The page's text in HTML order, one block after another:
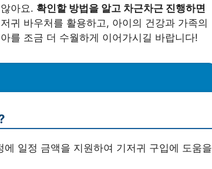
아요. 확인할 방법을 알고 차근차근 진행하면
귀 바우처를 활용하고, 아이의 건강과 가족의
를 조금 더 수월하게 이어가시길 바랍니다!
일정 금액을 지원하여 기저귀 구입에 도움을